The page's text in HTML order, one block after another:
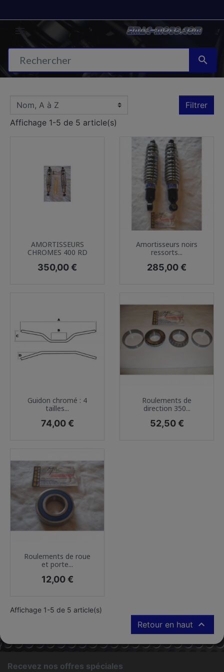

Filtrer
Affichage 1-5 de 5 article(s)
AMORTISSEURS
CHROMES 400 RD
Prix
350,00 €
Amortisseurs noirs
ressorts...
Prix
285,00 €
Guidon chromé : 4
tailles...
Prix
74,00 €
Roulements de
direction 350...
Prix
52,50 €
Roulements de roue
et porte...
Prix
12,00 €
Affichage 1-5 de 5 article(s)
Retour en haut 
Recevez nos offres spéciales